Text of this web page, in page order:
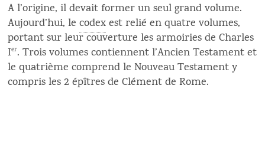
A l’origine, il devait former un seul grand volume.
Aujourd’hui, lecodexest relié en quatre volumes,
portant sur leur couverture les armoiries de Charles
Ier. Trois volumes contiennent l’Ancien Testament et
le quatrième comprend le Nouveau Testament y
compris les 2 épîtres de Clément de Rome.